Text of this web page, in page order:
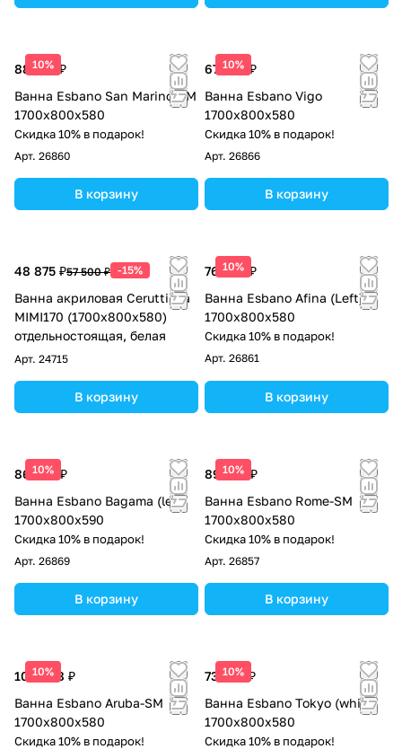
10%
88 613 ₽
Ванна Esbano San Marino-SM
1700x800x580
Скидка 10% в подарок!
Арт. 26860
В корзину
10%
67 500 ₽
Ванна Esbano Vigo
1700x800x580
Скидка 10% в подарок!
Арт. 26866
В корзину
48 875 ₽57 500 ₽ -15%
Ванна акриловая Ceruttispa
MIMI170 (1700x800x580)
отдельностоящая, белая
Арт. 24715
В корзину
10%
76 500 ₽
Ванна Esbano Afina (Left)
1700x800x580
Скидка 10% в подарок!
Арт. 26861
В корзину
10%
86 700 ₽
Ванна Esbano Bagama (left)
1700x800x590
Скидка 10% в подарок!
Арт. 26869
В корзину
10%
89 250 ₽
Ванна Esbano Rome-SM
1700x800x580
Скидка 10% в подарок!
Арт. 26857
В корзину
10%
100 088 ₽
Ванна Esbano Aruba-SM
1700x800x580
Скидка 10% в подарок!
10%
73 950 ₽
Ванна Esbano Tokyo (white)
1700x800x580
Скидка 10% в подарок!